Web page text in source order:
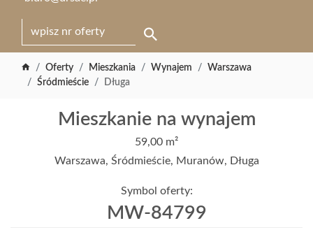
Oferty Mieszkania Wynajem
Warszawa
Śródmieście
Długa
Mieszkanie na wynajem
59,00 m²
Warszawa, Śródmieście, Muranów, Długa
Symbol oferty:
MW-84799